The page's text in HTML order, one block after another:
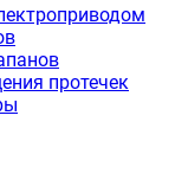
протечек